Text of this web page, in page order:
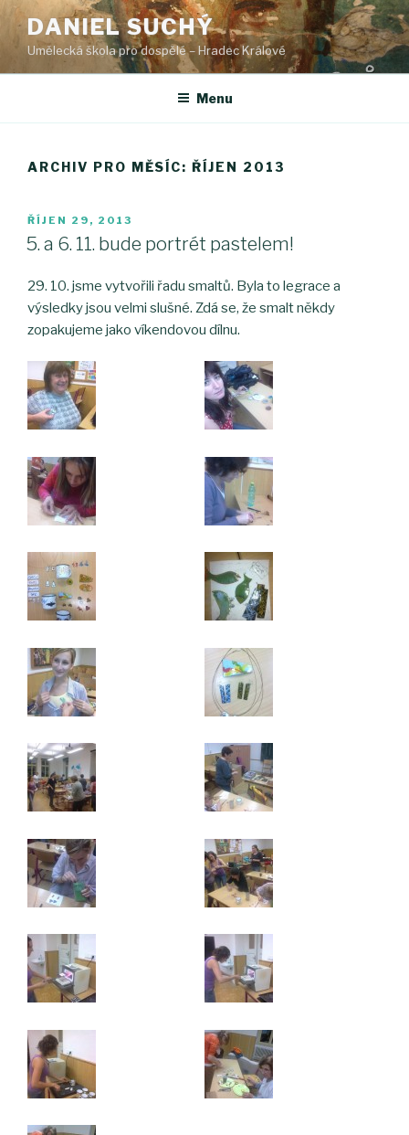
Přejít
obsahu
webu
DANIEL SUCHÝ
Umělecká škola pro dospělé – Hradec Králové
Menu
ARCHIV PRO MĚSÍC: ŘÍJEN 2013
PUBLIKOVÁNO
ŘÍJEN 29, 2013
5. a 6. 11. bude portrét pastelem!
29. 10. jsme vytvořili řadu smaltů. Byla to legrace a
výsledky jsou velmi slušné. Zdá se, že smalt někdy
zopakujeme jako víkendovou dílnu.